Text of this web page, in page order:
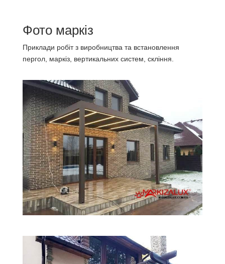
Фото маркіз
Приклади робіт з виробництва та встановлення
пергол, маркіз, вертикальних систем, скління.